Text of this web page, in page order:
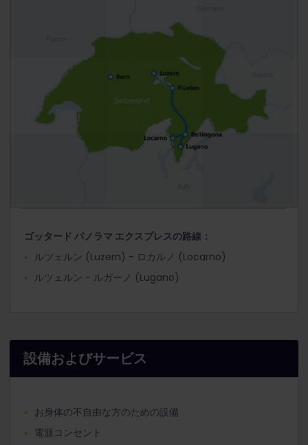
ゴッタード パノラマ エクスプレスの路線：
ルツェルン (Luzern) - ロカルノ (Locarno)
ルツェルン - ルガーノ (Lugano)
設備およびサービス
お身体の不自由な方のための設備
電源コンセント